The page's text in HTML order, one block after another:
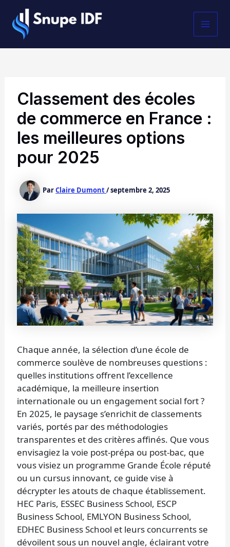
contenu
Classement des écoles
de commerce en France :
les meilleures options
pour 2025
ParClaire Dumont/septembre 2, 2025
Chaque année, la sélection d’une école de
commerce soulève de nombreuses questions :
quelles institutions offrent l’excellence
académique, la meilleure insertion
internationale ou un engagement social fort ?
En 2025, le paysage s’enrichit de classements
variés, portés par des méthodologies
transparentes et des critères affinés. Que vous
envisagiez la voie post-prépa ou post-bac, que
vous visiez un programme Grande École réputé
ou un cursus innovant, ce guide vise à
décrypter les atouts de chaque établissement.
HEC Paris, ESSEC Business School, ESCP
Business School, EMLYON Business School,
EDHEC Business School et leurs concurrents se
dévoilent sous un nouvel angle, éclairant votre